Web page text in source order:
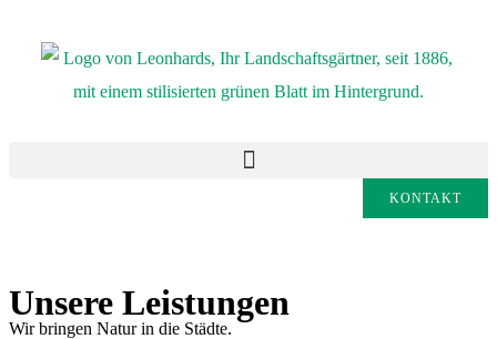
KONTAKT
Unsere Leistungen
Wir bringen Natur in die Städte.